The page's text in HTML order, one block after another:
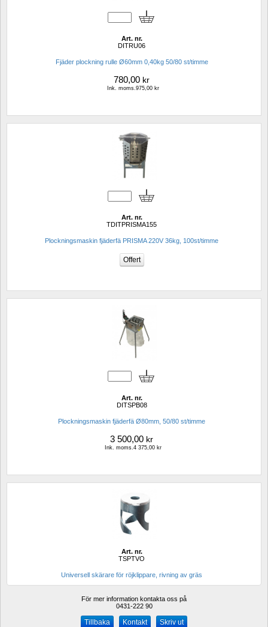
Art. nr.
DITRU06
Fjäder plockning rulle Ø60mm 0,40kg 50/80 st/timme
780,00 kr
Ink. moms.975,00 kr
Art. nr.
TDITPRISMA155
Plockningsmaskin fjäderfä PRISMA 220V 36kg, 100st/timme
Art. nr.
DITSPB08
Plockningsmaskin fjäderfä Ø80mm, 50/80 st/timme
3 500,00 kr
Ink. moms.4 375,00 kr
Art. nr.
TSPTVO
Universell skärare för röjklippare, rivning av gräs
För mer information kontakta oss på
0431-222 90
Kontakt Skriv ut